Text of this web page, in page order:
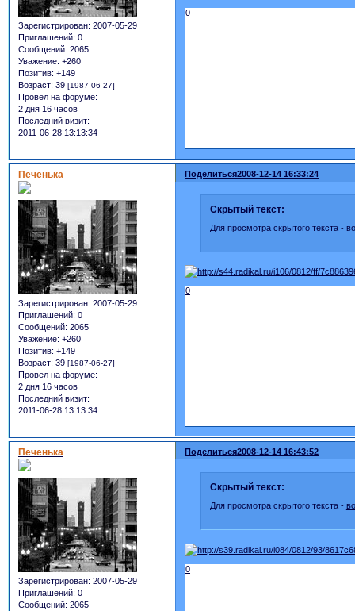
Зарегистрирован: 2007-05-29
Приглашений: 0
Сообщений: 2065
Уважение: +260
Позитив: +149
Возраст: 39 [1987-06-27]
Провел на форуме:
2 дня 16 часов
Последний визит:
2011-06-28 13:13:34
0
Поделиться2008-12-14 16:33:24
Печенька
Зарегистрирован: 2007-05-29
Приглашений: 0
Сообщений: 2065
Уважение: +260
Позитив: +149
Возраст: 39 [1987-06-27]
Провел на форуме:
2 дня 16 часов
Последний визит:
2011-06-28 13:13:34
Скрытый текст:
Для просмотра скрытого текста -
0
Поделиться2008-12-14 16:43:52
Печенька
Зарегистрирован: 2007-05-29
Приглашений: 0
Сообщений: 2065
Скрытый текст:
Для просмотра скрытого текста -
0